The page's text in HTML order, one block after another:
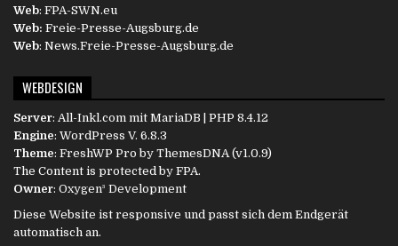
Web: FPA-SWN.eu
Web: Freie-Presse-Augsburg.de
Web: News.Freie-Presse-Augsburg.de
WEBDESIGN
Server: All-Inkl.com mit MariaDB | PHP 8.4.12
Engine: WordPress V. 6.8.3
Theme: FreshWP Pro by ThemesDNA (v1.0.9)
The Content is protected by FPA.
Owner: Oxygen³ Development
Diese Website ist responsive und passt sich dem Endgerät
automatisch an.